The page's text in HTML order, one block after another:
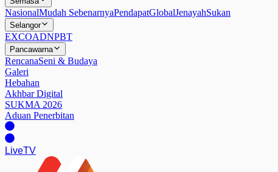
NasionalMudah SebenarnyaPendapatGlobalJenayahSukan
Selangor
EXCOADNPBT
Pancawarna
RencanaSeni & Budaya
Galeri
Hebahan
Akhbar Digital
SUKMA 2026
Aduan Penerbitan
LiveTV